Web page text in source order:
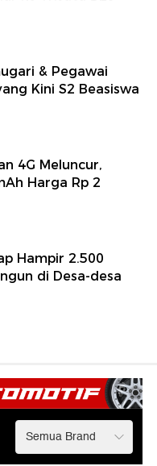
& Pegawai
Kini S2 Beasiswa
4G Meluncur,
Harga Rp 2
Hampir 2.500
di Desa-desa